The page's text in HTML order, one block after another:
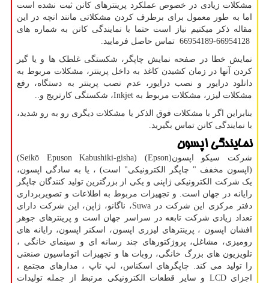
مشکلات زیادی در خصوص عملکرد پرینترهای کانن ثبت نشده است
اما به طور معمول برای برطرف کردن مشکلاتی مانند انچه در این
مقاله ذکر میکنیم نیاز است حتما با نمایندگی کانن به شماره های
نمایش خطا در صفحه نمایش چاپگر، شکستگی غلطک ها و یا گیر
کردن آنها در زمان کشیدن کاغذ به داخل پرینتر، مشکلات مربوط به
دانلود درایور و نصب درایور، عدم نصب پرینتر به دستگاه، رفع
مشکلات لیزر، مشکلات مربوط به Inkjet، شکستگی کارتریج و..
بنابراین اگر با مشکلات فوق الذکر یا مشکلات دیگری رو به رو شدید،
با نمایندگی کانن تماس بگیرید.
نمایندگی اپسون
شرکت سیکو اپسون(Epson
) (Seikō Epuson Kabushiki-gisha)
(اپسون مخفف " چاپگر الکترونیکی" است) ، یا به سادگی اپسون،
یک شرکت الکترونیکی ژاپنی و یکی از بزرگترین تولید کنندگان چاپگر
رایانه در جهان است. و تجهیزات مربوط به اطلاعات و تصویربرداری
دفتر مرکزی این شرکت در Suwa، ناگانو، ژاپن، این شرکت دارای
تعداد زیادی شرکت تابعه در سراسر جهان است و پرینترهای جوهر
افشان اپسون ، پرینترهای لیزری اپسون، اسکنر اپسون، رایانه های
رومیزی، مشاغل، پروژکتورهای چند رسانه ای و سینمای خانگی ،
تلویزیون های بزرگ خانگی، روبات ها و تجهیزات اتوماسیون صنعتی
را تولید می کند. چاپگرهای اسکناس، لپ تاپ ، مدارهای مجتمع ،
اجزایLCD و سایر قطعات الکترونیکی مرتبط از جمله تولیدات